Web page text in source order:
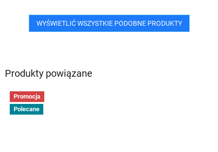
Produkty powiązane
Promocja
Polecane
WYŚWIETLIĆ WSZYSTKIE PODOBNE PRODUKTY